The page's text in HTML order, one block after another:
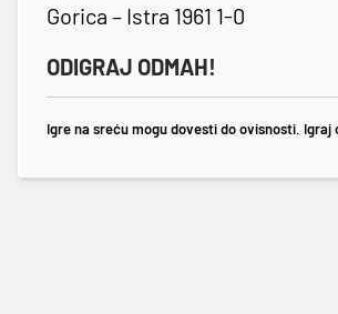
Gorica – Istra 1961 1-0
ODIGRAJ ODMAH!
Igre na sreću mogu dovesti do ovisnosti. Igraj